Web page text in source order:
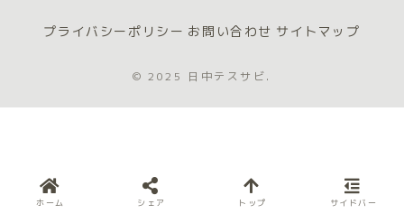
プライバシーポリシー お問い合わせ サイトマップ
© 2025 日中テスサビ.
ホーム シェア トップ サイドバー